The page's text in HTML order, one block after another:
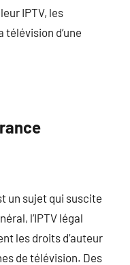
IPTV, les
d’une
un sujet qui suscite
l’IPTV légal
les droits d’auteur
de télévision. Des